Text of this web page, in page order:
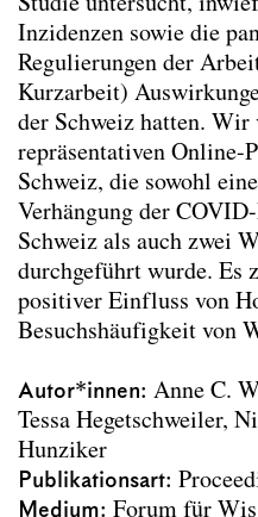
Inzidenzen sowie die
Regulierungen der
Kurzarbeit)
der Schweiz hatten. Wir
repräsentativen Online-
Schweiz, die sowohl
Verhängung der
Schweiz als auch zwei
durchgeführt wurde. Es
positiver Einfluss von
Besuchshäufigkeit von
Autor*innen Anne C.
Tessa Hegetschweiler
Hunziker
Publikationsart
Medium Forum für
Stakeholder.
Animal-Aided
biodiversity in
embedding a
landscape
processes(2025)
Die Planung von
Cohabitation
Mediation(2024)
There is a place
my back yard: a
want them to
Utilizing Design
Performance
Multi-Species
Architectural